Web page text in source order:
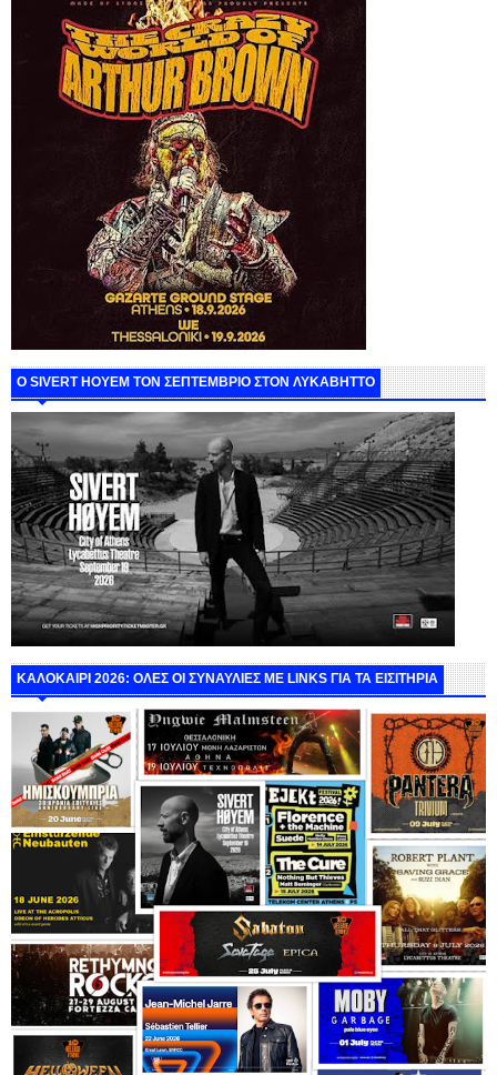
Ο SIVERT HOYEM ΤΟΝ ΣΕΠΤΕΜΒΡΙΟ ΣΤΟΝ ΛΥΚΑΒΗΤΤΟ
ΚΑΛΟΚΑΙΡΙ 2026: ΟΛΕΣ ΟΙ ΣΥΝΑΥΛΙΕΣ ΜΕ LINKS ΓΙΑ ΤΑ ΕΙΣΙΤΗΡΙΑ